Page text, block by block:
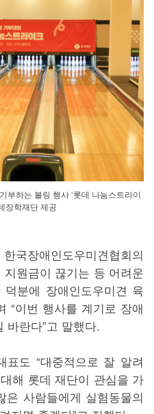
부하는 볼링 행사 ‘롯데 나눔스트라이
장학재단 제공
국장애인도우미견협회의
원금이 끊기는 등 어려운
분에 장애인도우미견 육
“이번 행사를 계기로 장애
바란다”고 말했다.
표도 “대중적으로 잘 알려
해 롯데 재단이 관심을 가
은 사람들에게 실험동물의